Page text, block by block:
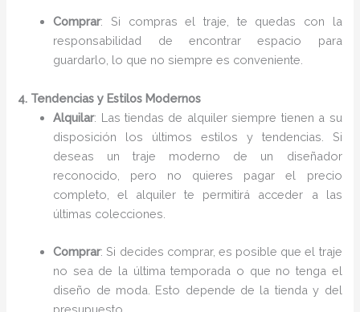
Comprar: Si compras el traje, te quedas con la
responsabilidad de encontrar espacio para
guardarlo, lo que no siempre es conveniente.
4. Tendencias y Estilos Modernos
Alquilar: Las tiendas de alquiler siempre tienen a su
disposición los últimos estilos y tendencias. Si
deseas un traje moderno de un diseñador
reconocido, pero no quieres pagar el precio
completo, el alquiler te permitirá acceder a las
últimas colecciones.
Comprar: Si decides comprar, es posible que el traje
no sea de la última temporada o que no tenga el
diseño de moda. Esto depende de la tienda y del